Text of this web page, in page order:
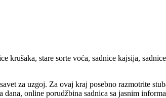
stare sorte voća, sadnice kajsija,
za uzgoj. Za ovaj kraj posebno razmotrite
online porudžbina sadnica sa jasnim